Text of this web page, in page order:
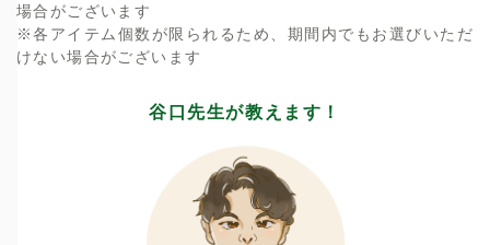
場合がございます
※各アイテム個数が限られるため、期間内でもお選びいただ
けない場合がございます
谷口先生が教えます！